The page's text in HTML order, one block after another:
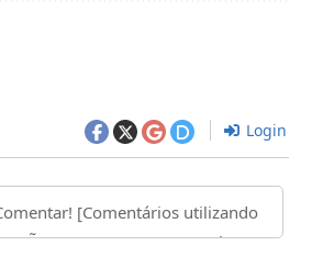
Login